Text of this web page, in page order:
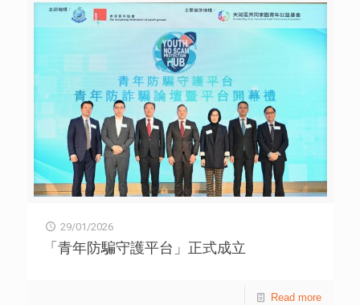
Level），反映協會在日常運作中積極推行源頭減廢、節能
管理及建立綠色工作文化的成效。 香港青年協會繼續將可
持續發展納入服務主流方向，積極推動青年關注氣候變化及
愛惜環境議題。透過環境教育、行動實踐及帶領改變三個層
面，以青年主導並動員青年力量，培育和啟發他們成為可持
續發展的領袖，共同參與香港邁向碳中和，建立美好生活環
境。
29/01/2026
「青年防騙守護平台」正式成立
Read more